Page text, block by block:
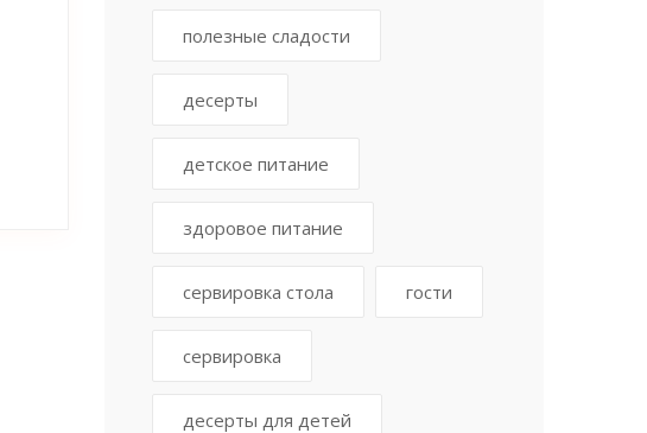
полезные сладости
десерты
детское питание
здоровое питание
сервировка стола гости
сервировка
десерты для детей